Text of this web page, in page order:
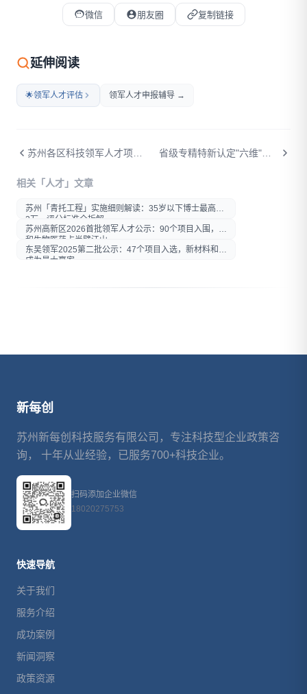
微信 朋友圈 复制链接
微信扫码打开本文
在微信内打开后分享给好友或
延伸阅读
🌟领军人才评估 领军人才申报辅导 →
相关「人才」文章
苏州「青托工程」实施细则解读：35岁以下博士最高拿
2万，评分标准全拆解
苏州高新区2026首批领军人才公示：90个项目入围，AI
和生物医药占半壁江山
东吴领军2025第二批公示：47个项目入选，新材料和AI
成为最大赢家
新每创
苏州新每创科技服务有限公司，专注科技型企业政策咨
询， 十年从业经验，已服务700+科技企业。
扫码添加企业微信
18020275753
快速导航
关于我们
服务介绍
成功案例
新闻洞察
政策资源